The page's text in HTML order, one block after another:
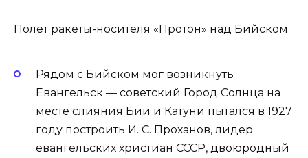
Полёт ракеты-носителя «Протон» над Бийском
Рядом с Бийском мог возникнуть
Евангельск — советский Город Солнца на
месте слияния Бии и Катуни пытался в 1927
году построить И. С. Проханов, лидер
евангельских христиан СССР, двоюродный